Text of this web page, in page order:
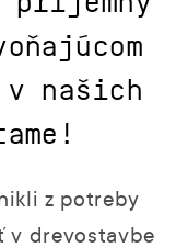
našich
z potreby
v drevostavbe